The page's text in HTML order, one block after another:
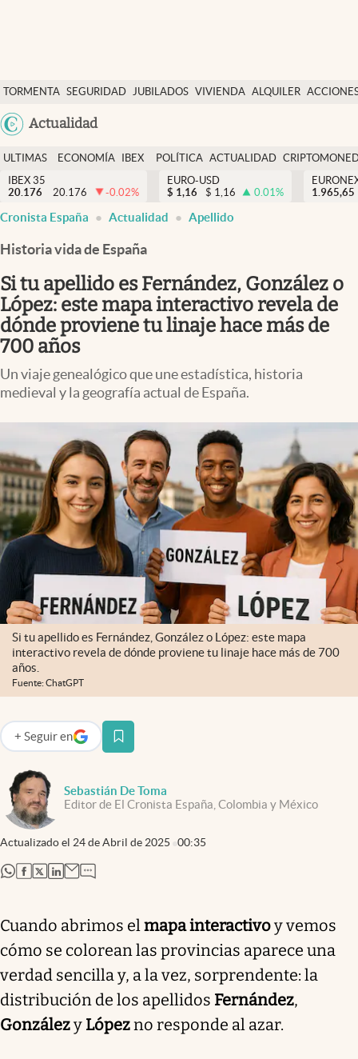
TORMENTA SEGURIDAD JUBILADOS VIVIENDA ALQUILER
USA
Actualidad
Economía y finanzas
Política
Actualidad
Criptomonedas
España
ULTIMAS
NOTICIAS
ECONOMÍA
FINANZAS
IBEX
EURO
POLÍTICA ACTUALIDAD
IBEX 35
20.176
20.176 -0.02%
EURO-USD
$ 1,16 $ 1,16 0.01%
1.965,65
Cronista España Actualidad Apellido
Historia vida de España
Si tu apellido es Fernández, González o
López: este mapa interactivo revela de
dónde proviene tu linaje hace más de
700 años
Un viaje genealógico que une estadística, historia
medieval y la geografía actual de España.
Si tu apellido es Fernández, González o López: este mapa
interactivo revela de dónde proviene tu linaje hace más de 700
años.
Fuente: ChatGPT
Sebastián De Toma
Editor de El Cronista España, Colombia y México
Actualizado el 24 de Abril de 2025 00:35
+ Seguir en
abre en nueva pestaña
abre en nueva pestaña
abre en nueva pestaña
abre en nueva pestaña
abre en nueva pestaña
Cuando abrimos elmapa interactivoy vemos
cómo se colorean las provincias aparece una
verdad sencilla y, a la vez, sorprendente: la
distribución de los apellidos Fernández,
Gonzálezy Lópezno responde al azar.